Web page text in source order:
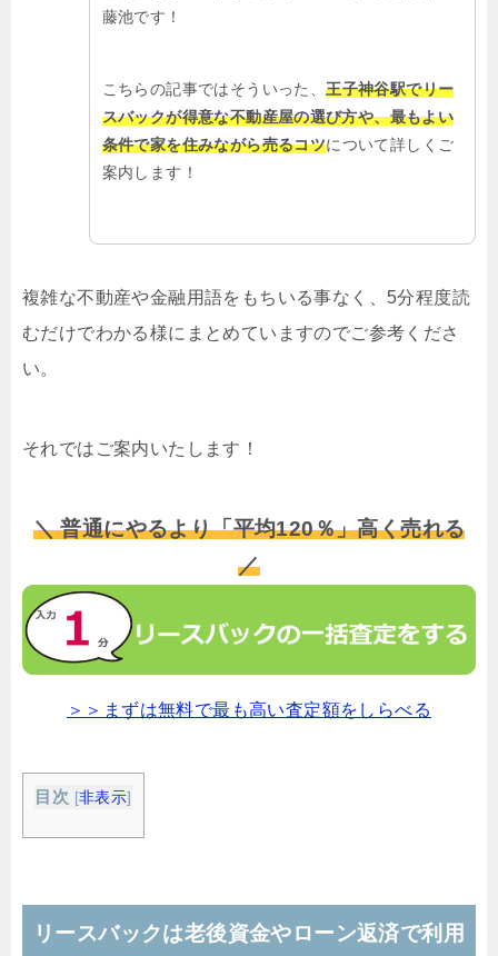
藤池です！
こちらの記事ではそういった、王子神谷駅でリー
スバックが得意な不動産屋の選び方や、最もよい
条件で家を住みながら売るコツについて詳しくご
案内します！
複雑な不動産や金融用語をもちいる事なく、5分程度読
むだけでわかる様にまとめていますのでご参考くださ
い。
それではご案内いたします！
＼ 普通にやるより「平均120％」高く売れる
／
＞＞まずは無料で最も高い査定額をしらべる
目次 [非表示]
リースバックは老後資金やローン返済で利用